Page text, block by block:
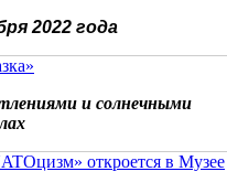
2022 года
и солнечными
откроется в Музее